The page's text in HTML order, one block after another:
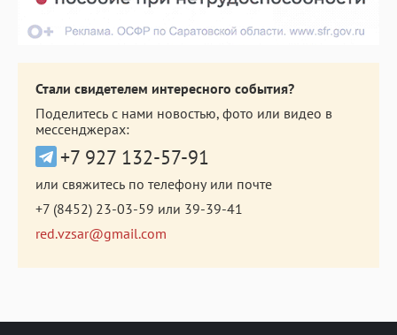
Стали свидетелем интересного события?
Поделитесь с нами новостью, фото или видео в
мессенджерах:
+7 927 132-57-91
или свяжитесь по телефону или почте
+7 (8452) 23-03-59 или 39-39-41
red.vzsar@gmail.com